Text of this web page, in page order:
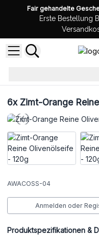
Fair gehandelte
Erste Bestellung
Handgemachte
6xZimt-Orange
AWACOSS-04
Anmelden oder
Produktspezifikationen &